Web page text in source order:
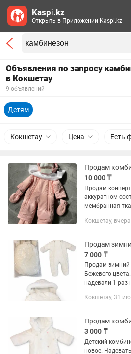
Объявления по запросу
в Кокшетау
9 объявлений
Детям
Кокшетау Цена Есть
Продам
10 000 ₸
Продам
аккуратном
мембранная
собирается
Кокшетау, вчера
7 000 ₸
Продам зимний
Бежевого
надевали 1 раз
Кокшетау, 31
3 000 ₸
Детский
новое.
Kaspi.kz
Открыть в Приложении Kaspi.kz